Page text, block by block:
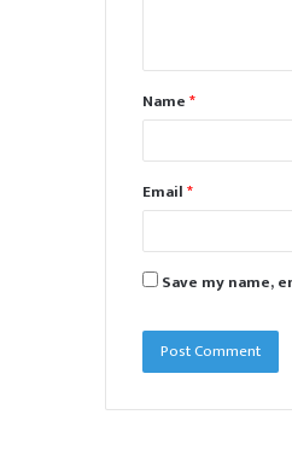
t
*Name*
Email*
Save my name,